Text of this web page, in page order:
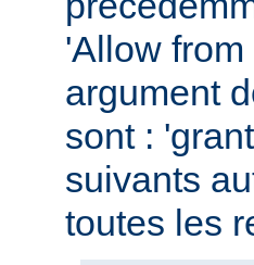
'Allow
argument
sont :
suivants
toutes les